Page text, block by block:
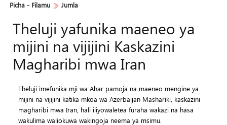
Picha‎ - Filamu‎
Jumla
Theluji yafunika maeneo ya
mijini na vijijini Kaskazini
Magharibi mwa Iran
Theluji imefunika mji wa Ahar pamoja na maeneo mengine ya
mijini na vijijini katika mkoa wa Azerbaijan Mashariki, kaskazini
magharibi mwa Iran, hali iliyowaletea furaha wakazi na hasa
wakulima waliokuwa wakingoja neema ya msimu.